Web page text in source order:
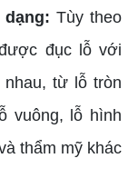
Tùy theo
đục lỗ với
từ lỗ tròn
vuông, lỗ hình
thẩm mỹ khác